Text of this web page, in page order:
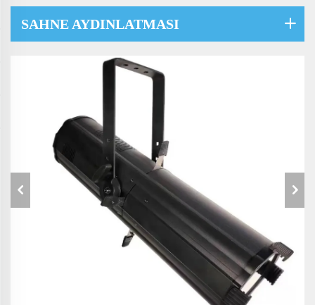
SAHNE AYDINLATMASI